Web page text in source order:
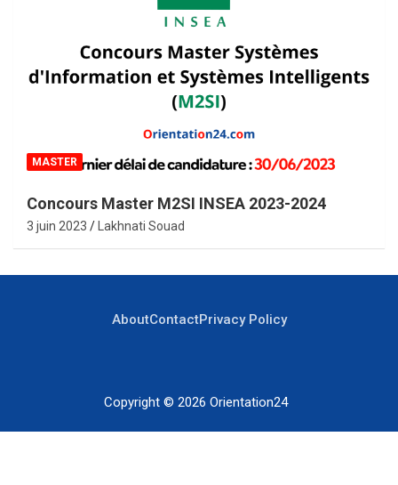
MASTER
Concours Master M2SI INSEA 2023-2024
3 juin 2023 Lakhnati Souad
AboutContactPrivacy Policy
Copyright © 2026 Orientation24